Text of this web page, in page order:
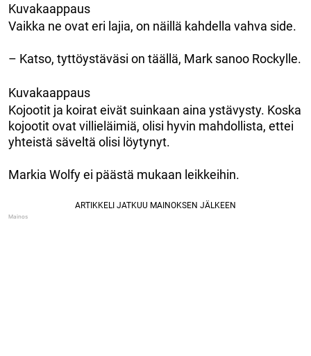
Kuvakaappaus
Vaikka ne ovat eri lajia, on näillä kahdella vahva side.
– Katso, tyttöystäväsi on täällä, Mark sanoo Rockylle.
Kuvakaappaus
Kojootit ja koirat eivät suinkaan aina ystävysty. Koska
kojootit ovat villieläimiä, olisi hyvin mahdollista, ettei
yhteistä säveltä olisi löytynyt.
Markia Wolfy ei päästä mukaan leikkeihin.